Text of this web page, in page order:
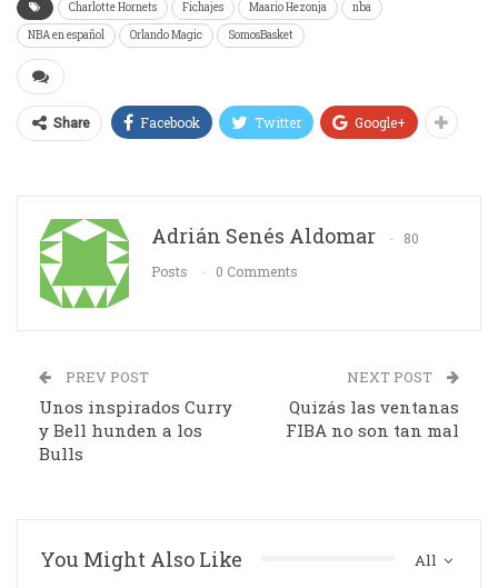
Charlotte Hornets Fichajes Maario Hezonja
nba
NBA en español
Orlando Magic SomosBasket
Share Facebook Twitter Google+
Adrián Senés Aldomar
80
Posts
0 Comments
PREV POST
Unos inspirados Curry
y Bell hunden a los
Bulls
NEXT POST
Quizás las ventanas
FIBA no son tan mal
All
You Might Also Like